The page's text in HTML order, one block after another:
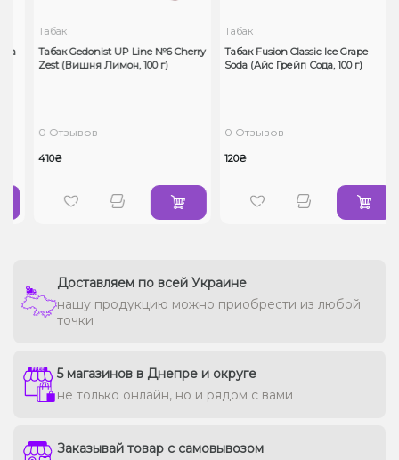
Табак
Табак Gedonist UP Line №6 Cherry
Zest (Вишня Лимон, 100 г)
0 Отзывов
410₴
Табак
Табак Fusion Classic Ice Grape
Soda (Айс Грейп Сода, 100 г)
0 Отзывов
120₴
Доставляем по всей Украине
нашу продукцию можно приобрести из любой
точки
5 магазинов в Днепре и округе
не только онлайн, но и рядом с вами
Заказывай товар с самовывозом